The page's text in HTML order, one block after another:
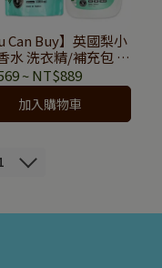
Can Buy】英國梨小
水 洗衣精/補充包 優
組~NT$889
加入購物車